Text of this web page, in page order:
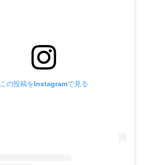
この投稿をInstagramで見る